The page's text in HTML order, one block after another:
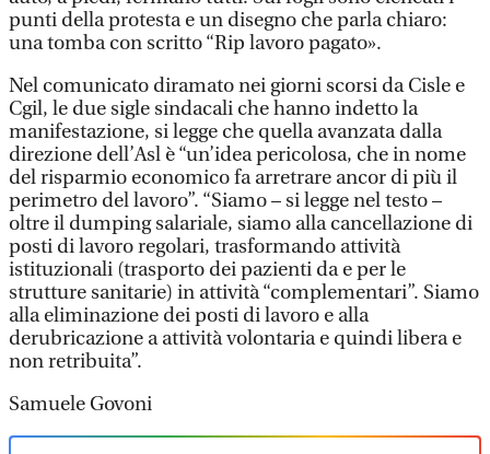
punti della protesta e un disegno che parla chiaro:
una tomba con scritto “Rip lavoro pagato».
Nel comunicato diramato nei giorni scorsi da Cisle e
Cgil, le due sigle sindacali che hanno indetto la
manifestazione, si legge che quella avanzata dalla
direzione dell’Asl è “un’idea pericolosa, che in nome
del risparmio economico fa arretrare ancor di più il
perimetro del lavoro”. “Siamo – si legge nel testo –
oltre il dumping salariale, siamo alla cancellazione di
posti di lavoro regolari, trasformando attività
istituzionali (trasporto dei pazienti da e per le
strutture sanitarie) in attività “complementari”. Siamo
alla eliminazione dei posti di lavoro e alla
derubricazione a attività volontaria e quindi libera e
non retribuita”.
Samuele Govoni